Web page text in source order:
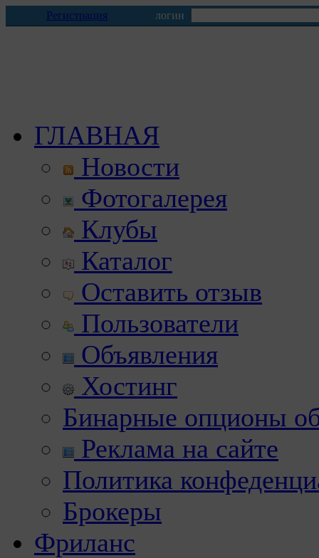
Регистрация логин
ГЛАВНАЯ
Новости
Фотогалерея
Клубы
Каталог
Оставить отзыв
Пользователи
Объявления
Хостинг
Бинарные опционы
Реклама на сайте
Политика
Брокеры
Фриланс